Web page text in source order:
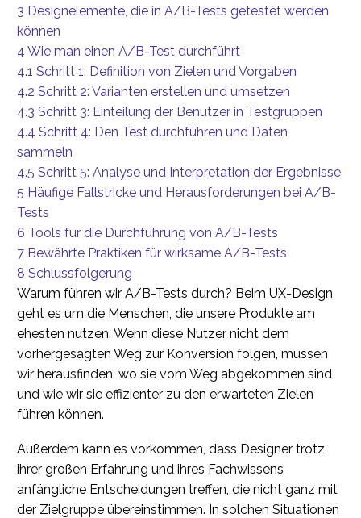
3 Designelemente, die in A/B-Tests getestet werden
können
4 Wie man einen A/B-Test durchführt
4.1 Schritt 1: Definition von Zielen und Vorgaben
4.2 Schritt 2: Varianten erstellen und umsetzen
4.3 Schritt 3: Einteilung der Benutzer in Testgruppen
4.4 Schritt 4: Den Test durchführen und Daten
sammeln
4.5 Schritt 5: Analyse und Interpretation der Ergebnisse
5 Häufige Fallstricke und Herausforderungen bei A/B-
Tests
6 Tools für die Durchführung von A/B-Tests
7 Bewährte Praktiken für wirksame A/B-Tests
8 Schlussfolgerung
Warum führen wir A/B-Tests durch? Beim UX-Design
geht es um die Menschen, die unsere Produkte am
ehesten nutzen. Wenn diese Nutzer nicht dem
vorhergesagten Weg zur Konversion folgen, müssen
wir herausfinden, wo sie vom Weg abgekommen sind
und wie wir sie effizienter zu den erwarteten Zielen
führen können.
Außerdem kann es vorkommen, dass Designer trotz
ihrer großen Erfahrung und ihres Fachwissens
anfängliche Entscheidungen treffen, die nicht ganz mit
der Zielgruppe übereinstimmen. In solchen Situationen